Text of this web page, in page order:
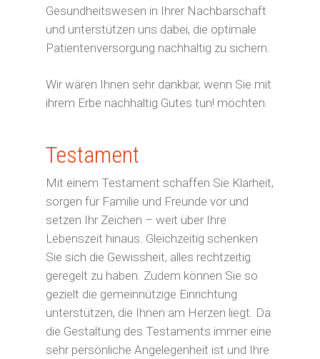
Gesundheitswesen in Ihrer Nachbarschaft
und unterstützen uns dabei, die optimale
Patientenversorgung nachhaltig zu sichern.
Wir wären Ihnen sehr dankbar, wenn Sie mit
ihrem Erbe nachhaltig Gutes tun! möchten.
Testament
Mit einem Testament schaffen Sie Klarheit,
sorgen für Familie und Freunde vor und
setzen Ihr Zeichen – weit über Ihre
Lebenszeit hinaus. Gleichzeitig schenken
Sie sich die Gewissheit, alles rechtzeitig
geregelt zu haben. Zudem können Sie so
gezielt die gemeinnützige Einrichtung
unterstützen, die Ihnen am Herzen liegt. Da
die Gestaltung des Testaments immer eine
sehr persönliche Angelegenheit ist und Ihre